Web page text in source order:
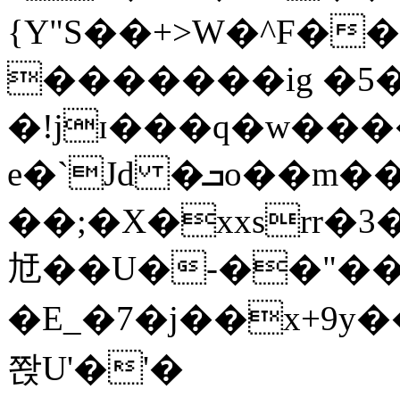
{Y"S��+>W�^F�
�������ig
e�`Jd �ܒo��m��1��d|
㝼��U�-
쫝U'�'�